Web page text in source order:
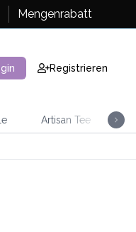
Mengenrabatt
Registrieren
Artisan Tee